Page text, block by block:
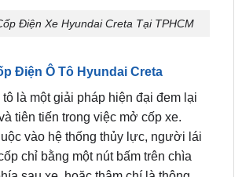
Điện Xe Hyundai Creta Tại TPHCM
Điện Ô Tô Hyundai Creta
là một giải pháp hiện đại đem lại
tiên tiến trong việc mở cốp xe.
vào hệ thống thủy lực, người lái
chỉ bằng một nút bấm trên chìa